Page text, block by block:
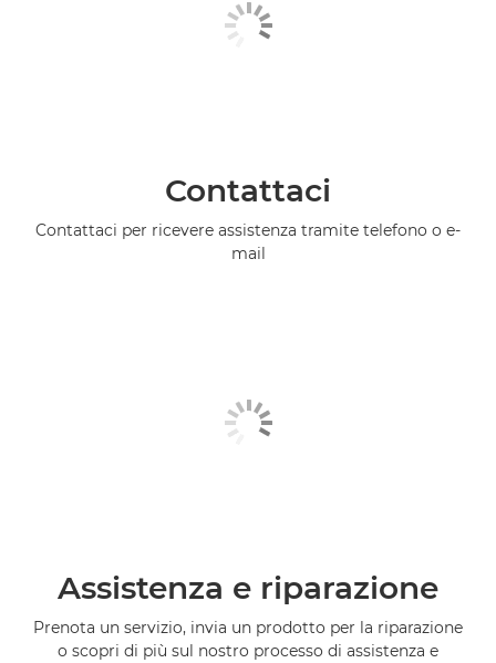
Contattaci
Contattaci per ricevere assistenza tramite telefono o e-
mail
Assistenza e riparazione
Prenota un servizio, invia un prodotto per la riparazione
o scopri di più sul nostro processo di assistenza e